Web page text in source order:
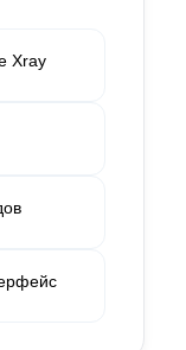
Xray